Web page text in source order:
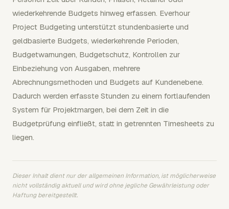
wiederkehrende Budgets hinweg erfassen. Everhour
Project Budgeting unterstützt stundenbasierte und
geldbasierte Budgets, wiederkehrende Perioden,
Budgetwarnungen, Budgetschutz, Kontrollen zur
Einbeziehung von Ausgaben, mehrere
Abrechnungsmethoden und Budgets auf Kundenebene.
Dadurch werden erfasste Stunden zu einem fortlaufenden
System für Projektmargen, bei dem Zeit in die
Budgetprüfung einfließt, statt in getrennten Timesheets zu
liegen.
Dieser Inhalt dient nur der allgemeinen Information, ist möglicherweise
nicht vollständig aktuell und wird ohne jegliche Gewährleistung oder
Haftung bereitgestellt.